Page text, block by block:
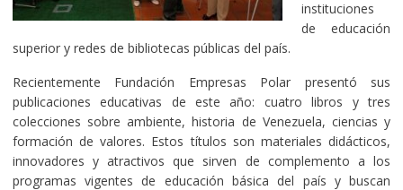
instituciones
de educación
superior y redes de bibliotecas públicas del país.
Recientemente Fundación Empresas Polar presentó sus
publicaciones educativas de este año: cuatro libros y tres
colecciones sobre ambiente, historia de Venezuela, ciencias y
formación de valores. Estos títulos son materiales didácticos,
innovadores y atractivos que sirven de complemento a los
programas vigentes de educación básica del país y buscan